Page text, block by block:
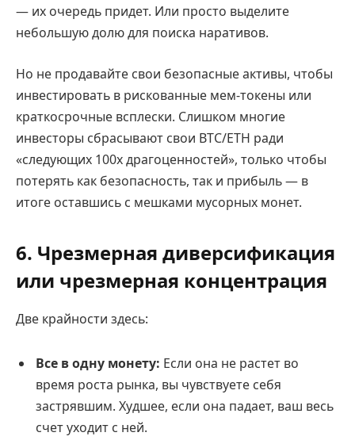
— их очередь придет. Или просто выделите
небольшую долю для поиска наративов.
Но не продавайте свои безопасные активы, чтобы
инвестировать в рискованные мем-токены или
краткосрочные всплески. Слишком многие
инвесторы сбрасывают свои BTC/ETH ради
«следующих 100x драгоценностей», только чтобы
потерять как безопасность, так и прибыль — в
итоге оставшись с мешками мусорных монет.
6. Чрезмерная диверсификация
или чрезмерная концентрация
Две крайности здесь:
Все в одну монету: Если она не растет во
время роста рынка, вы чувствуете себя
застрявшим. Худшее, если она падает, ваш весь
счет уходит с ней.